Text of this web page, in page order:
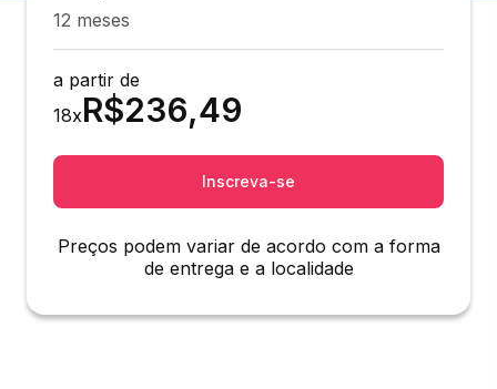
12 meses
a partir de
18xR$236,49
Inscreva-se
Preços podem variar de acordo com a forma
de entrega e a localidade